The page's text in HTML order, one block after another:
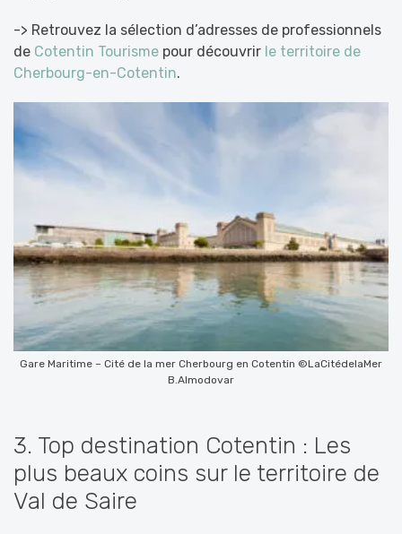
-> Retrouvez la sélection d’adresses de professionnels
de Cotentin Tourisme pour découvrir le territoire de
Cherbourg-en-Cotentin.
Gare Maritime – Cité de la mer Cherbourg en Cotentin ©LaCitédelaMer
B.Almodovar
3. Top destination Cotentin : Les
plus beaux coins sur le territoire de
Val de Saire